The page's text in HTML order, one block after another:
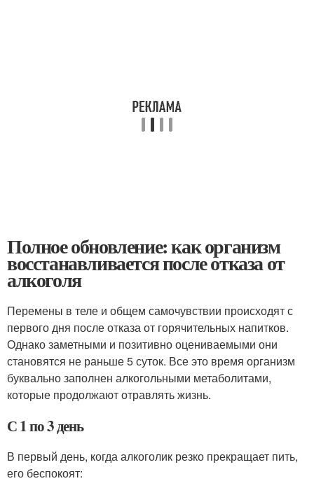
Полное обновление: как организм
восстанавливается после отказа от
алкоголя
Перемены в теле и общем самочувствии происходят с
первого дня после отказа от горячительных напитков.
Однако заметными и позитивно оцениваемыми они
становятся не раньше 5 суток. Все это время организм
буквально заполнен алкогольными метаболитами,
которые продолжают отравлять жизнь.
С 1 по 3 день
В первый день, когда алкоголик резко прекращает пить,
его беспокоят: